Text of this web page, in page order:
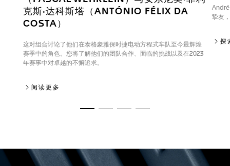
克斯·达科斯塔（ANTÓNIO FÉLIX DA
COSTA）
这对组合讨论了他们在泰格豪雅保时捷电动方程式车队至今最辉煌
赛季中的角色。您将了解他们的团队合作、面临的挑战以及在2023
年赛事中对卓越的不懈追求。
阅读更多
挚友
探